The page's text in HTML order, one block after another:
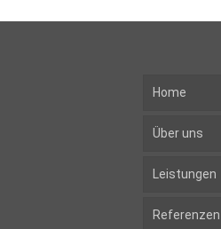
Home
Über uns
Leistungen
Referenzen